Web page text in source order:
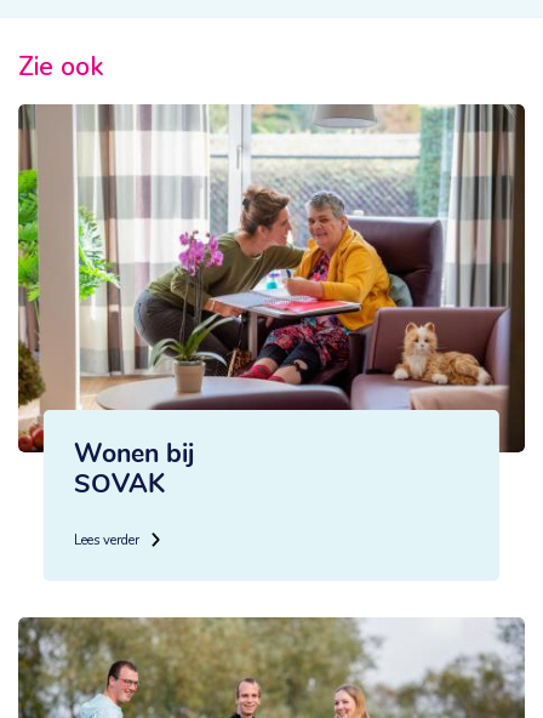
Zie ook
Wonen bij
SOVAK
Lees verder